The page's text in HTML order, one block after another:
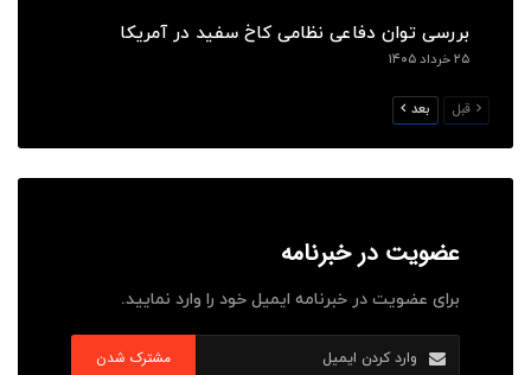
بررسی توان دفاعی نظامی کاخ سفید در آمریکا
۲۵ خرداد ۱۴۰۵
قبل بعد
عضویت در خبرنامه
برای عضویت در خبرنامه ایمیل خود را وارد نمایید.
مشترک شدن